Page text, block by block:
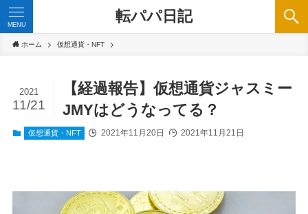
転パパ日記
MENU
ホーム 仮想通貨・NFT
【経過報告】仮想通貨ジャスミー
JMYはどうなってる？
2021
11/21
仮想通貨・NFT 2021年11月20日 2021年11月21日